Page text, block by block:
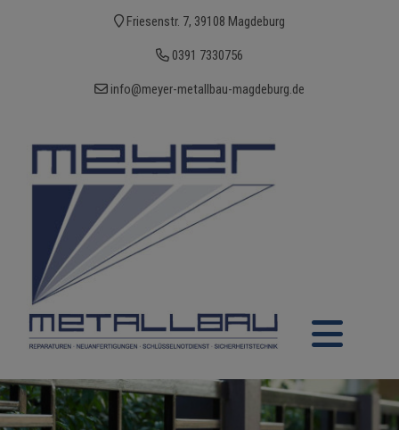
Friesenstr. 7, 39108 Magdeburg
0391 7330756
info@meyer-metallbau-magdeburg.de